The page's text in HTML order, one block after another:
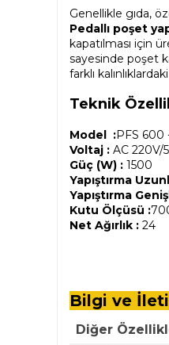
Genellikle gıda,
Pedallı poşet
kapatılması için
sayesinde poşet
farklı
Teknik
Model :PFS 600
Voltaj : AC 220V/
Güç (W) : 1500
Yapıştırma
Yapıştırma
Kutu Ölçüsü :
Net Ağırlık : 24
Bilgi ve
Diğer